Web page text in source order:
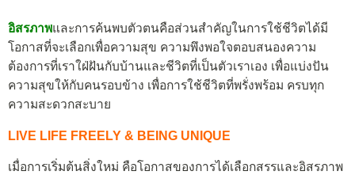
อิสรภาพและการค้นพบตัวตนคือส่วนสำคัญในการใช้ชีวิตได้มี
โอกาสที่จะเลือกเพื่อความสุข ความพึงพอใจตอบสนองความ
ต้องการที่เราใฝ่ฝันกับบ้านและชีวิตที่เป็นตัวเราเอง เพื่อแบ่งปัน
ความสุขให้กับคนรอบข้าง เพื่อการใช้ชีวิตที่พรั่งพร้อม ครบทุก
ความสะดวกสะบาย
LIVE LIFE FREELY & BEING UNIQUE
เมื่อการเริ่มต้นสิ่งใหม่ คือโอกาสของการได้เลือกสรรและอิสรภาพ